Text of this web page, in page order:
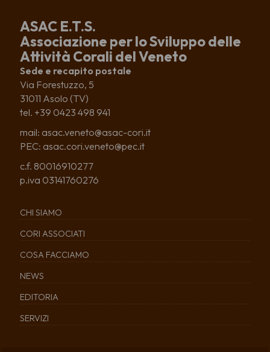
ASAC E.T.S.
Associazione per lo Sviluppo delle
Attività Corali del Veneto
Sede e recapito postale
Via Forestuzzo, 5
31011 Asolo (TV)
tel. +39 0423 498 941
mail: asac.veneto@asac-cori.it
PEC: asac.cori.veneto@pec.it
c.f. 80016910277
p.iva 03141760276
CHI SIAMO
CORI ASSOCIATI
COSA FACCIAMO
NEWS
EDITORIA
SERVIZI